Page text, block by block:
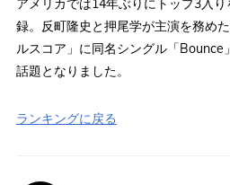
アメリカでは14年ぶりにトップ3入
録。反町隆史と押尾学が主演を務め
ルスコア」に同名シングル「Bounce
話題となりました。
ランキングに戻る